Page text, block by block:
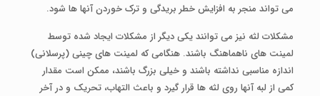
می تواند منجر به افزایش خطر بریدگی و ترک خوردن آنها ها شود.
مشکلات لثه نیز می توانند یکی دیگر از مشکلات ایجاد شده توسط
لمینت های ناهماهنگ باشند. هنگامی که لمینت های چینی (پرسلانی)
اندازه مناسبی نداشته باشند و خیلی بزرگ باشند، ممکن است مقدار
کمی از لبه آنها روی لثه ها قرار گیرد و باعث التهاب، تحریک و در آخر